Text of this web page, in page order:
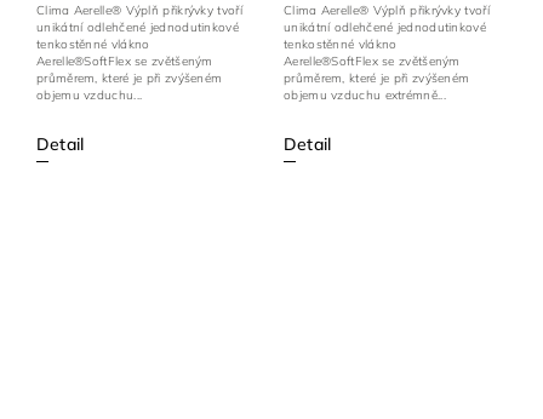
Detail
Clima Aerelle® Výplň přikrývky tvoří
unikátní odlehčené jednodutinkové
tenkostěnné vlákno
Aerelle®SoftFlex se zvětšeným
průměrem, které je při zvýšeném
objemu vzduchu...
Detail
Clima Aerelle® Výplň přikrývky tvoří
unikátní odlehčené jednodutinkové
tenkostěnné vlákno
Aerelle®SoftFlex se zvětšeným
průměrem, které je při zvýšeném
objemu vzduchu extrémně...